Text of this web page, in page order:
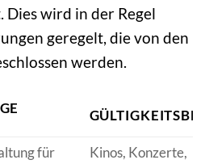
wird in der Regel
geregelt, die von den
werden.
für
Kinos, Konzerte,